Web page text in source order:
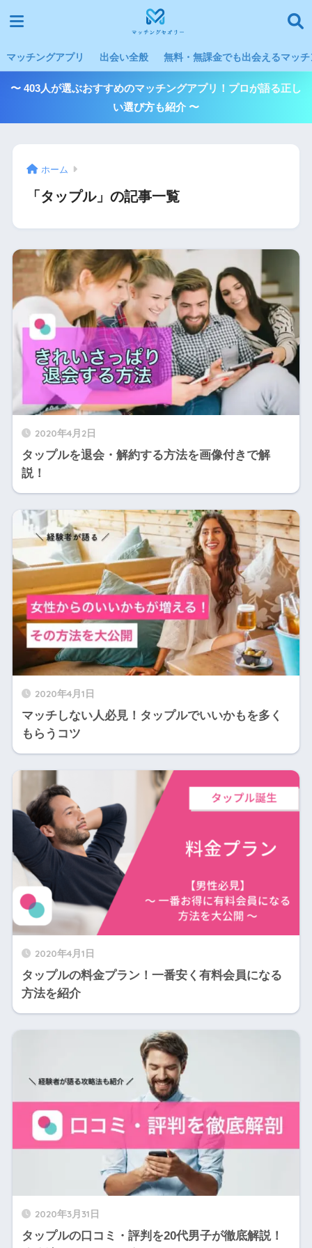
マッチングアプリ 出会い全般 無料・無課金でも出会えるマッ
〜 403人が選ぶおすすめのマッチングアプリ！プロが語る正し
い選び方も紹介 〜
ホーム
「タップル」の記事一覧
2020年4月2日
タップルを退会・解約する方法を画像付きで解
説！
2020年4月1日
マッチしない人必見！タップルでいいかもを多く
もらうコツ
2020年4月1日
タップルの料金プラン！一番安く有料会員になる
方法を紹介
2020年3月31日
タップルの口コミ・評判を20代男子が徹底解説！